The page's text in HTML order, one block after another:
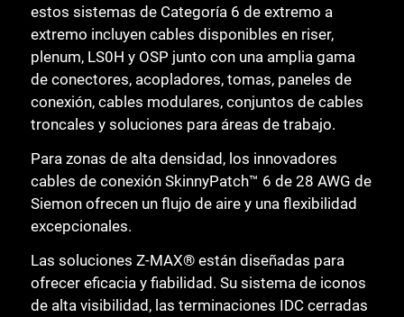
estos sistemas de Categoría 6 de extremo a
extremo incluyen cables disponibles en riser,
plenum, LS0H y OSP junto con una amplia gama
de conectores, acopladores, tomas, paneles de
conexión, cables modulares, conjuntos de cables
troncales y soluciones para áreas de trabajo.
Para zonas de alta densidad, los innovadores
cables de conexión SkinnyPatch™ 6 de 28 AWG de
Siemon ofrecen un flujo de aire y una flexibilidad
excepcionales.
Las soluciones Z-MAX® están diseñadas para
ofrecer eficacia y fiabilidad. Su sistema de iconos
de alta visibilidad, las terminaciones IDC cerradas